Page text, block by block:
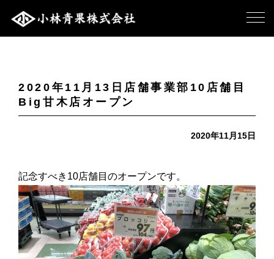
2020年11月13日店舗事業部10店舗目
Big甘木店オープン
2020年11月15日
記念すべき10店舗目のオープンです。